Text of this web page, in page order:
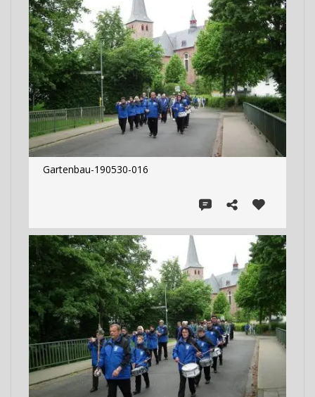
Gartenbau-190530-016